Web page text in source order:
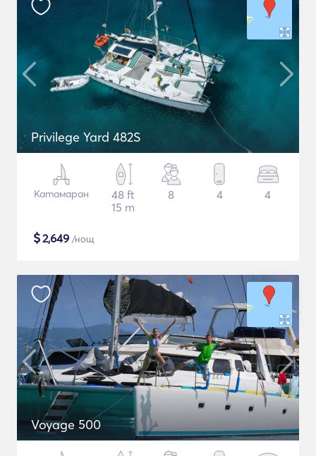
Privilege Yard 482S
Катамаран
48 ft
15 m
8 4 4
$2,649 /нощ
Voyage 500